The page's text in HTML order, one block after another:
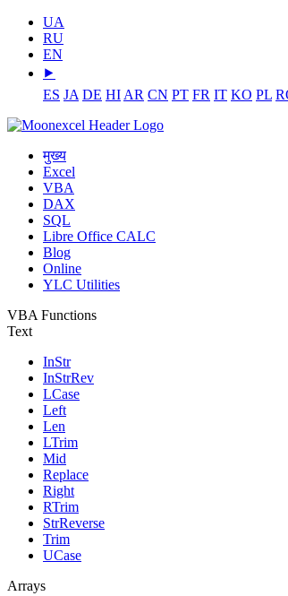
UA
RU
EN
⯈
ES JA DE HI AR CN PT FR IT KO PL
मुख्य
Excel
VBA
DAX
SQL
Libre Office CALC
Blog
Online
YLC Utilities
VBA Functions
Text
InStr
InStrRev
LCase
Left
Len
LTrim
Mid
Replace
Right
RTrim
StrReverse
Trim
UCase
Arrays